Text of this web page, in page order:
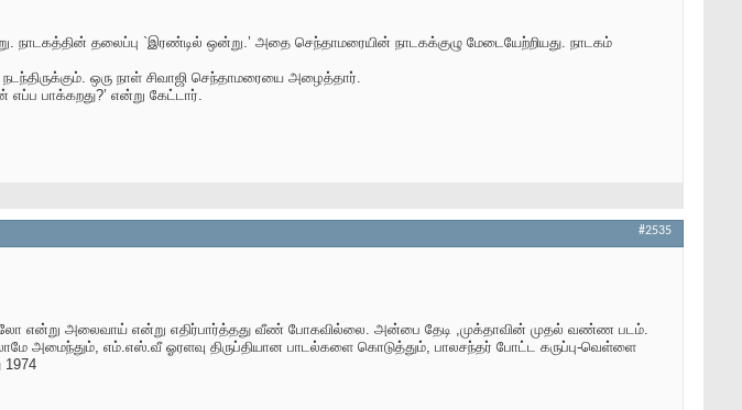
நாடகத்தின் தலைப்பு `இரண்டில் ஒன்று.’ அதை செந்தாமரையின் நாடகக்குழு மேடையேற்றியது. நாடகம்
ஒரு நாள் சிவாஜி செந்தாமரையை அழைத்தார்.
பாக்கறது?’ என்று கேட்டார்.
#2535
என்று அலைவாய் என்று எதிர்பார்த்தது வீண் போகவில்லை. அன்பை தேடி ,முக்தாவின் முதல் வண்ண படம்.
அமைந்தும், எம்.எஸ்.வீ ஓரளவு திருப்தியான பாடல்களை கொடுத்தும், பாலசந்தர் போட்ட கருப்பு-வெள்ளை